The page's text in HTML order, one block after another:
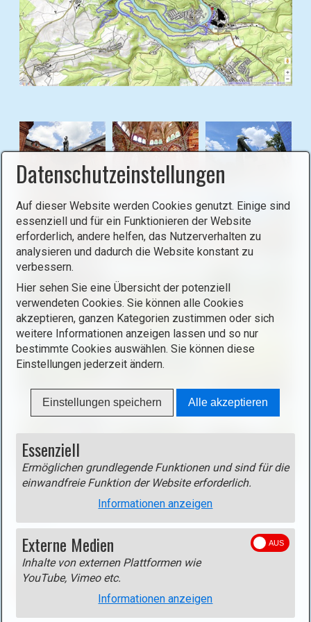
i
n
L
i
g
h
b
o
x
ö
f
n
e
n
o
p
e
n
i
a
g
l
i
g
h
)
l
d
n
i
g
h
t
o
x
ö
f
f
e
n
p
e
i
m
g
i
Track
Track als gpx-Datei(rechte Maustaste - Ziel speichern
ZURÜCK
Datenschutzeinstellungen
Auf dieser Website werden Cookies genutzt. Einige sind
essenziell und für ein Funktionieren der Website
erforderlich, andere helfen, das Nutzerverhalten zu
analysieren und dadurch die Website konstant zu
verbessern.
Hier sehen Sie eine Übersicht der potenziell
verwendeten Cookies. Sie können alle Cookies
akzeptieren, ganzen Kategorien zustimmen oder sich
weitere Informationen anzeigen lassen und so nur
bestimmte Cookies auswählen. Sie können diese
Einstellungen jederzeit ändern.
Einstellungen speichern Alle akzeptieren
Essenziell
Ermöglichen grundlegende Funktionen und sind für die
einwandfreie Funktion der Website erforderlich.
Informationen anzeigen
Externe Medien
Inhalte von externen Plattformen wie
YouTube, Vimeo etc.
Informationen anzeigen